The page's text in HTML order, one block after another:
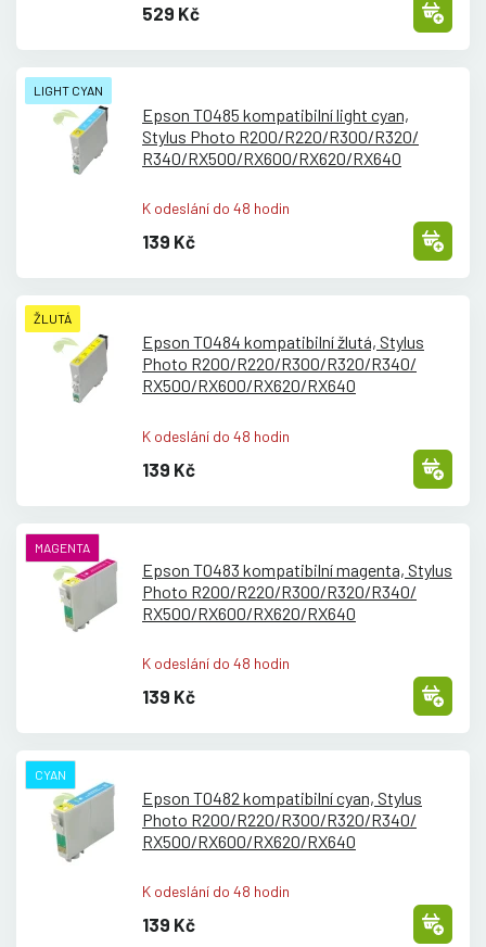
529 Kč
LIGHT CYAN
Epson T0485 kompatibilní light cyan,
Stylus Photo R200/R220/R300/R320/
R340/RX500/RX600/RX620/RX640
K odeslání do 48 hodin
139 Kč
ŽLUTÁ
Epson T0484 kompatibilní žlutá, Stylus
Photo R200/R220/R300/R320/R340/
RX500/RX600/RX620/RX640
K odeslání do 48 hodin
139 Kč
MAGENTA
Epson T0483 kompatibilní magenta, Stylus
Photo R200/R220/R300/R320/R340/
RX500/RX600/RX620/RX640
K odeslání do 48 hodin
139 Kč
CYAN
Epson T0482 kompatibilní cyan, Stylus
Photo R200/R220/R300/R320/R340/
RX500/RX600/RX620/RX640
K odeslání do 48 hodin
139 Kč